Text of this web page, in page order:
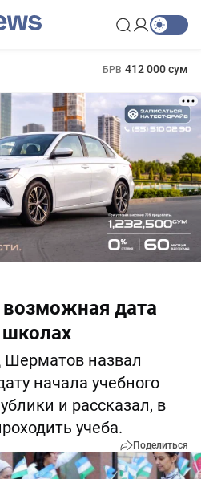
БРВ 412 000 сум
возможная дата
назвал
начала учебного
и рассказал, в
учеба.
Поделиться